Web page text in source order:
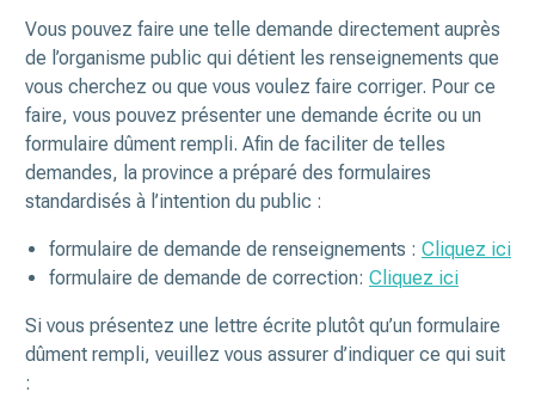
Vous pouvez faire une telle demande directement auprès
de l’organisme public qui détient les renseignements que
vous cherchez ou que vous voulez faire corriger. Pour ce
faire, vous pouvez présenter une demande écrite ou un
formulaire dûment rempli. Afin de faciliter de telles
demandes, la province a préparé des formulaires
standardisés à l’intention du public :
formulaire de demande de renseignements : Cliquez ici
formulaire de demande de correction: Cliquez ici
Si vous présentez une lettre écrite plutôt qu’un formulaire
dûment rempli, veuillez vous assurer d’indiquer ce qui suit
: